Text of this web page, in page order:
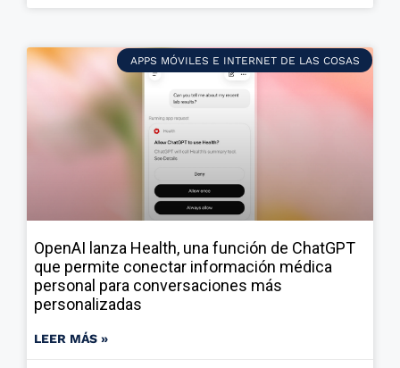
APPS MÓVILES E INTERNET DE LAS COSAS
OpenAI lanza Health, una función de ChatGPT
que permite conectar información médica
personal para conversaciones más
personalizadas
LEER MÁS »